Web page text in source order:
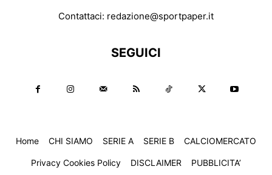
Contattaci: redazione@sportpaper.it
SEGUICI
Home CHI SIAMO SERIE A SERIE B CALCIOMERCATO
Privacy Cookies Policy DISCLAIMER PUBBLICITA’